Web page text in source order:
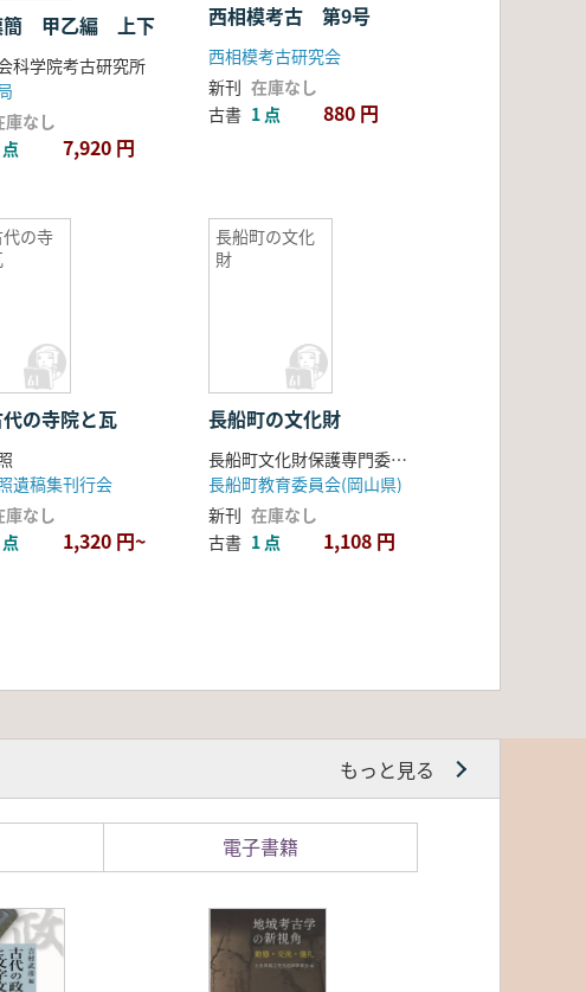
簡 甲乙編 上下
科学院考古研究所
庫なし
7,920 円
西相模考古 第9号
西相模考古研究会
新刊 在庫なし
古書 1 点 880 円
の寺
の寺院と瓦
遺稿集刊行会
庫なし
1,320 円~
長船町の文化
財
長船町の文化財
長船町文化財保護専門委員会編
長船町教育委員会(岡山県)
新刊 在庫なし
古書 1 点 1,108 円
もっと見る
電子書籍